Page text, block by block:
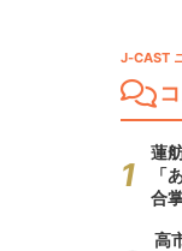
J-CAST
蓮
「
合
高